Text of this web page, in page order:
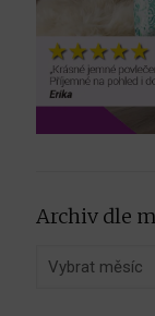
Archiv dle
dle